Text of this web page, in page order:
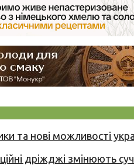
та нові можливості
дріжджі змінюють